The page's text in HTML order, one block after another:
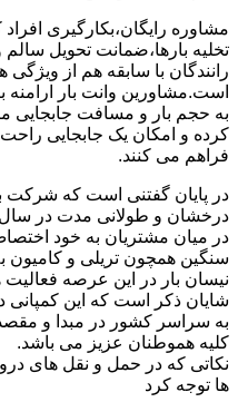
مشاوره رایگان،بکارگیری
تخلیه بارها،ضمانت تحویل سالم
رانندگان با سابقه هم از
است.مشاورین وانت بار
به حجم بار و مسافت جابجایی
کرده و امکان یک جابجایی
فراهم می کنند.
در پایان گفتنی است که شرکت
درخشان و طولانی مدت در سال
در میان مشتریان به خود
سنگین همچون تریلی و کامیون
نیسان بار در این عرصه
شایان ذکر است که این کمپانی
به سراسر کشور در مبدا و
کلیه هموطنان عزیز می باشد.
نکاتی که در حمل و نقل های
ها توجه کرد